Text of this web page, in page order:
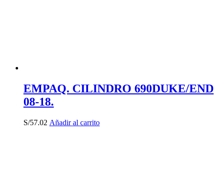
EMPAQ. CILINDRO 690DUKE/END
08-18.
S/57.02 Añadir al carrito